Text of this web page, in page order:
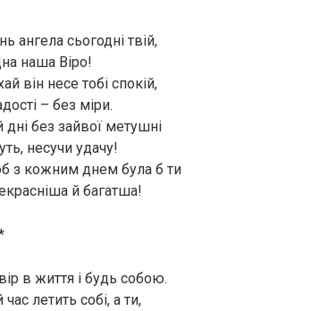
ангела сьогодні твій,
наша Віро!
він несе тобі спокій,
– без міри.
дні без зайвої метушні
несучи удачу!
з кожним днем була б ти
й багатша!
в життя і будь собою.
час летить собі, а ти,